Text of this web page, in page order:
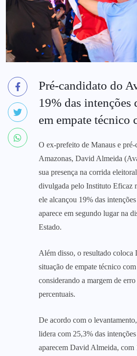
Pré-candidato do
19% das intenções
em empate técnico
O ex-prefeito de Manaus e
Amazonas, David Almeida
sua presença na corrida
divulgada pelo Instituto Eficaz
ele alcançou 19% das
aparece em segundo lugar na
Estado.
Além disso, o resultado
situação de empate técnico
considerando a margem de
percentuais.
De acordo com o
lidera com 25,3% das
aparecem David Almeida,